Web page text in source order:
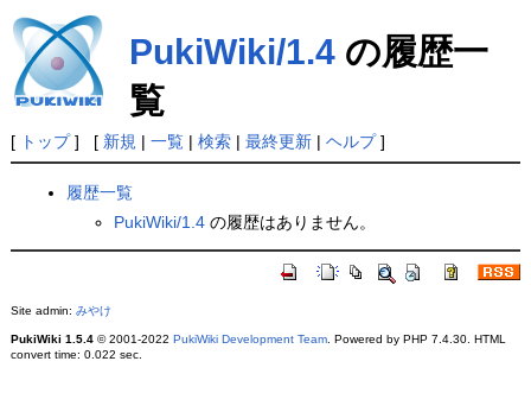
PukiWiki/1.4の履歴一
覧
[ トップ] [ 新規 | 一覧| 検索| 最終更新| ヘルプ]
履歴一覧
PukiWiki/1.4 の履歴はありません。
Site admin: みやけ
PukiWiki 1.5.4© 2001-2022 PukiWiki Development Team. Powered by PHP 7.4.30. HTML
convert time: 0.022 sec.